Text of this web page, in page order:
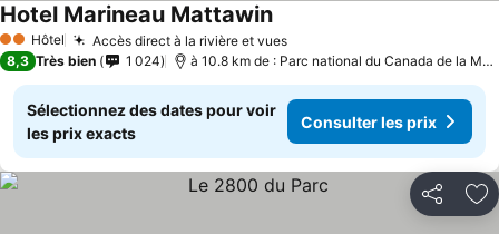
2 Étoiles
Hôtel Accès direct à la rivière et vues
Hotel Marineau Mattawin
8,3 Très bien 1 024 à 10.8 km de : Parc national du Canada de la Mauricie
Sélectionnez des dates pour voir
les prix exacts
Consulter les prix
Partager